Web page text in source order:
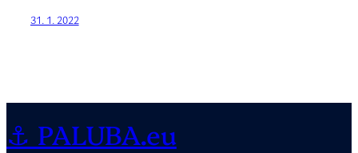
31. 1. 2022
⚓ PALUBA.eu